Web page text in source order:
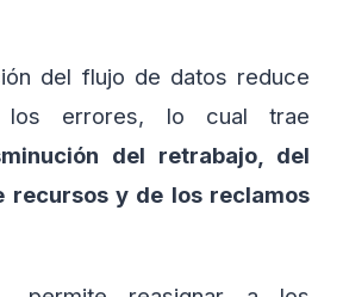
del flujo de datos reduce
los errores, lo cual trae
del retrabajo, del
recursos y de los reclamos